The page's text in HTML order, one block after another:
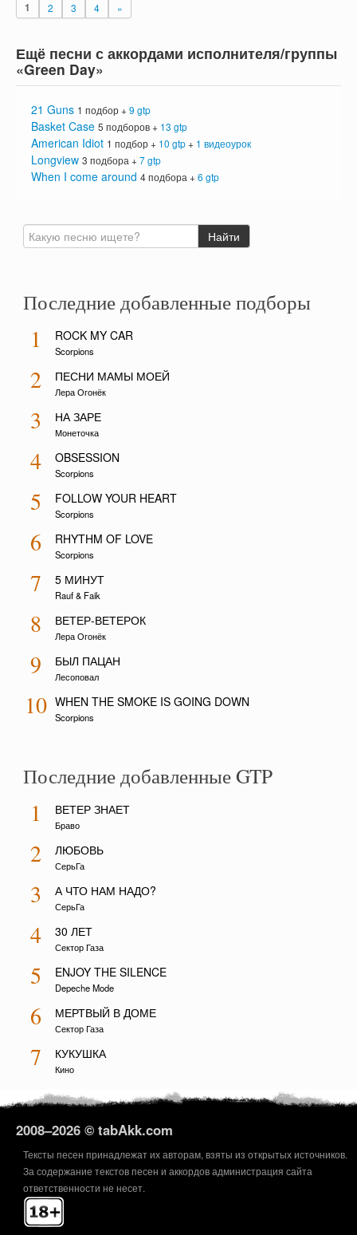
1 2 3 4 »
Ещё песни с аккордами исполнителя/группы
«Green Day»
21 Guns 1 подбор + 9 gtp
Basket Case 5 подборов + 13 gtp
American Idiot 1 подбор + 10 gtp+ 1 видеоурок
Longview 3 подбора + 7 gtp
When I come around 4 подбора + 6 gtp
Последние добавленные подборы
1 ROCK MY CAR
Scorpions
2 ПЕСНИ МАМЫ МОЕЙ
Лера Огонёк
3 НА ЗАРЕ
Монеточка
4 OBSESSION
Scorpions
5 FOLLOW YOUR HEART
Scorpions
6 RHYTHM OF LOVE
Scorpions
7 5 МИНУТ
Rauf & Faik
8 ВЕТЕР-ВЕТЕРОК
Лера Огонёк
9 БЫЛ ПАЦАН
Лесоповал
10 WHEN THE SMOKE IS GOING DOWN
Scorpions
Последние добавленные GTP
1 ВЕТЕР ЗНАЕТ
Браво
2 ЛЮБОВЬ
СерьГа
3 А ЧТО НАМ НАДО?
СерьГа
4 30 ЛЕТ
Сектор Газа
5 ENJOY THE SILENCE
Depeche Mode
6 МЕРТВЫЙ В ДОМЕ
Сектор Газа
7 КУКУШКА
Кино
2008–2026 © tabAkk.com
Тексты песен принадлежат их авторам, взяты из открытых источников.
За содержание текстов песен и аккордов администрация сайта
ответственности не несет.